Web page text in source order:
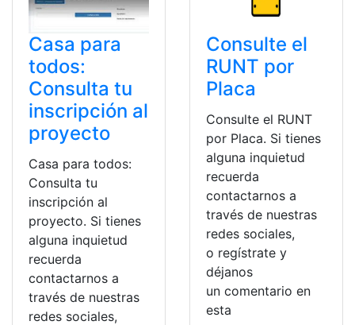
Casa para
todos:
Consulta tu
inscripción al
proyecto
Casa para todos:
Consulta tu
inscripción al
proyecto. Si tienes
alguna inquietud
recuerda
contactarnos a
través de nuestras
redes sociales,
Consulte el
RUNT por
Placa
Consulte el RUNT
por Placa. Si tienes
alguna inquietud
recuerda
contactarnos a
través de nuestras
redes sociales,
o regístrate y
déjanos
un comentario en
esta